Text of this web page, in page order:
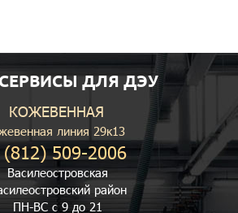
ДЛЯ ДЭУ
КОЖЕВЕННАЯ
линия 29к13
509-2006
Василеостровская
район
ПН-ВС с 9 до 21